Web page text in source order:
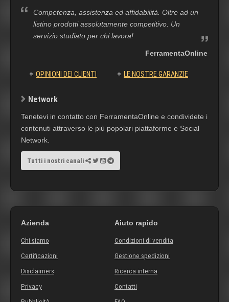
Competenza, assistenza ed affidabilità. Oltre ad un
listino prodotti assolutamente competitivo. Un
servizio studiato per chi lavora!
FerramentaOnline
OPINIONI DEI CLIENTI LE NOSTRE GARANZIE
Network
Tenetevi in contatto con FerramentaOnline e condividete i
contenuti attraverso le più popolari piattaforme e Social
Network.
Tutti i nostri canali
Azienda
Chi siamo
Certificazioni
Disclaimers
Privacy
Aiuto rapido
Condizioni di vendita
Gestione spedizioni
Ricerca interna
Contatti